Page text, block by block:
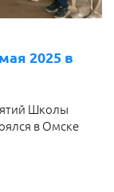
2025 в
Школы
в Омске